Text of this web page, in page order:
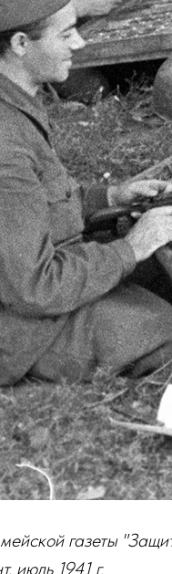
газеты
июль 1941 г.